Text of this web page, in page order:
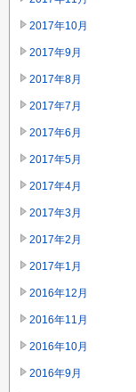
2017年10月
2017年9月
2017年8月
2017年7月
2017年6月
2017年5月
2017年4月
2017年3月
2017年2月
2017年1月
2016年12月
2016年11月
2016年10月
2016年9月